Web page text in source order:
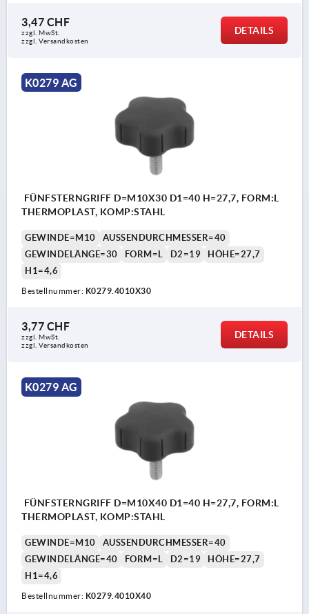
3,47 CHF
zzgl. MwSt.
zzgl. Versandkosten
DETAILS
K0279 AG
FÜNFSTERNGRIFF D=M10X30 D1=40 H=27,7, FORM:L
THERMOPLAST, KOMP:STAHL
GEWINDE=M10
AUSSENDURCHMESSER=40
GEWINDELÄNGE=30
FORM=L D2=19
HÖHE=27,7
H1=4,6
Bestellnummer: K0279.4010X30
3,77 CHF
zzgl. MwSt.
zzgl. Versandkosten
DETAILS
K0279 AG
FÜNFSTERNGRIFF D=M10X40 D1=40 H=27,7, FORM:L
THERMOPLAST, KOMP:STAHL
GEWINDE=M10
AUSSENDURCHMESSER=40
GEWINDELÄNGE=40
FORM=L D2=19
HÖHE=27,7
H1=4,6
Bestellnummer: K0279.4010X40